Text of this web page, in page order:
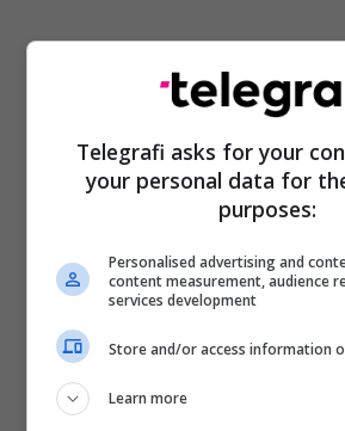
Telegrafi asks for your
your personal data for
purposes:
Personalised advertising and
content measurement, audience
services development
Store and/or access information
Learn more